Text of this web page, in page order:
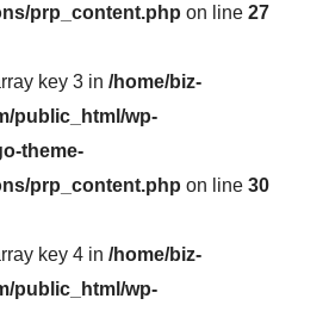
prp_content.php on line 27
key 3 in /home/biz-
public_html/wp-
theme-
prp_content.php on line 30
key 4 in /home/biz-
public_html/wp-